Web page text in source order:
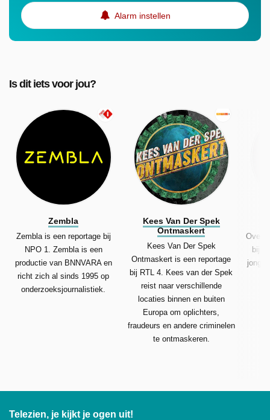
Alarm instellen
Is dit iets voor jou?
Zembla
Zembla is een reportage bij
NPO 1. Zembla is een
productie van BNNVARA en
richt zich al sinds 1995 op
onderzoeksjournalistiek.
Kees Van Der Spek
Ontmaskert
Kees Van Der Spek
Ontmaskert is een reportage
bij RTL 4. Kees van der Spek
reist naar verschillende
locaties binnen en buiten
Europa om oplichters,
fraudeurs en andere criminelen
te ontmaskeren.
Over
bij
Telezien, je kijkt je ogen uit!